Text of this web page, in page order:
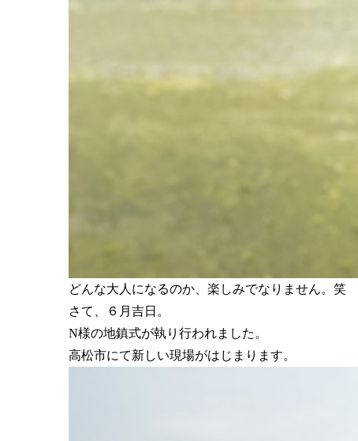
どんな大人になるのか、楽しみでなりません。笑
さて、６月吉日。
N様の地鎮式が執り行われました。
高松市にて新しい現場がはじまります。